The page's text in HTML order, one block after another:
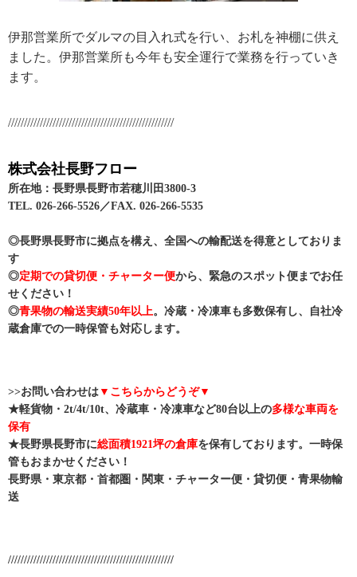
伊那営業所でダルマの目入れ式を行い、お札を神棚に供え
ました。伊那営業所も今年も安全運行で業務を行っていき
ます。
////////////////////////////////////////////////////
株式会社長野フロー
所在地：長野県長野市若穂川田3800-3
TEL. 026-266-5526／FAX. 026-266-5535
◎長野県長野市に拠点を構え、全国への輸配送を得意としておりま
す
◎定期での貸切便・チャーター便から、緊急のスポット便までお任
せください！
◎青果物の輸送実績50年以上。冷蔵・冷凍車も多数保有し、自社冷
蔵倉庫での一時保管も対応します。
>>お問い合わせは ▼こちらからどうぞ▼
★軽貨物・2t/4t/10t、冷蔵車・冷凍車など80台以上の多様な車両を
保有
★長野県長野市に総面積1921坪の倉庫を保有しております。一時保
管もおまかせください！
長野県・東京都・首都圏・関東・チャーター便・貸切便・青果物輸
送
////////////////////////////////////////////////////